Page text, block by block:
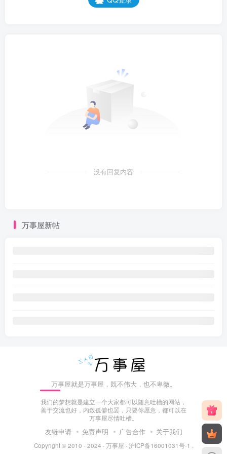
没有回复内容
万事屋新帖
万事屋就是万事屋，既不伟大，也不卑微。
我们的梦想就是建立一个大家都可以随意吐槽的网站，
善于交流也好，内敛孤僻也罢，只要你愿意，都可以在
万事屋尽情吐槽。
友链申请 免责声明 广告合作 关于我们
Copyright © 2010 - 2024 · 万事屋 · 沪ICP备16001031号-1